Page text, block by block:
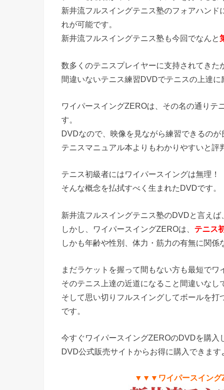
新井流フルスイングテニス塾のフォアハンド
れが可能です。
新井流フルスイングテニス塾も今回でなんと
数多くのテニスプレイヤーに支持されてきた
間違いないテニス練習DVDでテニスの上達に
ワイパースイングZEROは、その名の通りテ
す。
DVDなので、映像を見ながら練習できるのが
テニスマニュアル本よりもわかりやすいと評
テニス初級者にはワイパースイングは無理！
そんな概念を払拭すべく生まれたDVDです。
新井流フルスイングテニス塾のDVDと言え
しかし、ワイパースイングZEROは、 テニス
しかも年齢や性別、体力・筋力の有無に関係
まだラケットを握って間もない方も最短でワ
そのテニス上達の近道になること間違いなし
そして思い切りフルスイングしてボールを
です。
今すぐワイパースイングZEROのDVDを購入
DVD公式販売サイトからお得に購入できます
▼▼▼ワイパースイング